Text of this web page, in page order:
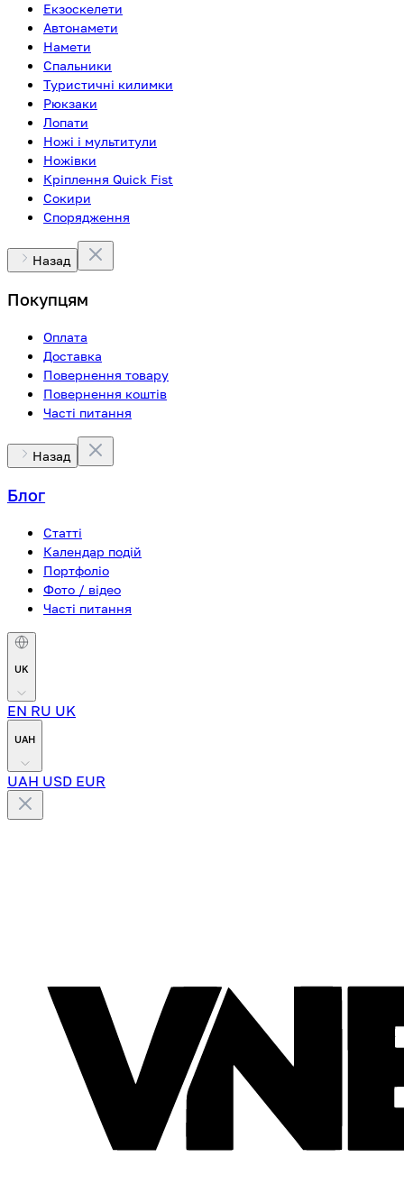
Екзоскелети
Автонамети
Намети
Спальники
Туристичні килимки
Рюкзаки
Лопати
Ножі і мультитули
Ножівки
Кріплення Quick Fist
Сокири
Спорядження
Назад
Покупцям
Оплата
Доставка
Повернення товару
Повернення коштів
Часті питання
Назад
Блог
Статті
Календар подій
Портфоліо
Фото / відео
Часті питання
UK
EN RU UK
UAH
UAH USD EUR